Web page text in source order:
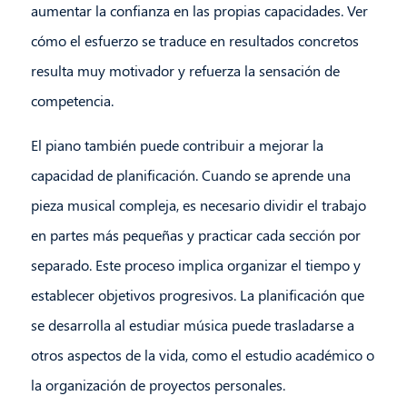
aumentar la confianza en las propias capacidades. Ver
cómo el esfuerzo se traduce en resultados concretos
resulta muy motivador y refuerza la sensación de
competencia.
El piano también puede contribuir a mejorar la
capacidad de planificación. Cuando se aprende una
pieza musical compleja, es necesario dividir el trabajo
en partes más pequeñas y practicar cada sección por
separado. Este proceso implica organizar el tiempo y
establecer objetivos progresivos. La planificación que
se desarrolla al estudiar música puede trasladarse a
otros aspectos de la vida, como el estudio académico o
la organización de proyectos personales.